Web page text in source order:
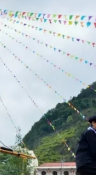
dịp Tết, thành
tấn; thịt
cầm 260 triệu